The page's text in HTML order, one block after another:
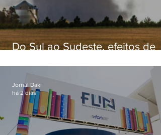
Do Sul ao Sudeste, efeitos de
apreensão na população
Jornal Daki
há 2 dias